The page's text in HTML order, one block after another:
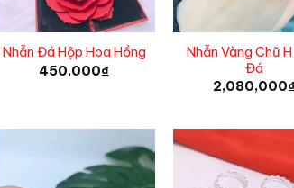
Nhẫn Đá Hộp Hoa Hồng
450,000₫
Nhẫn Vàng Chữ
Đá
2,080,000